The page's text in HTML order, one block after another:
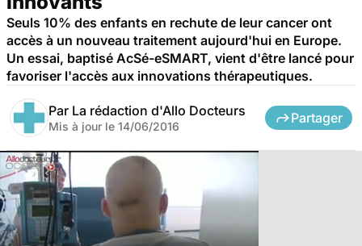
Seuls 10% des enfants en rechute de leur cancer ont
accès à un nouveau traitement aujourd'hui en Europe.
Un essai, baptisé AcSé-eSMART, vient d'être lancé pour
favoriser l'accès aux innovations thérapeutiques.
Par La rédaction d'Allo Docteurs
Mis à jour le 14/06/2016
Partager